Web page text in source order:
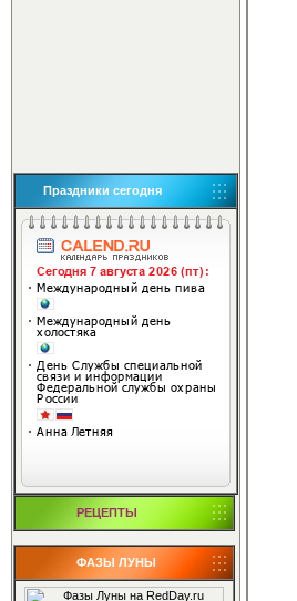
Праздники сегодня
РЕЦЕПТЫ
ФАЗЫ ЛУНЫ